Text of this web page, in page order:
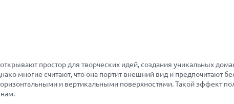
простор для творческих идей, создания уникальных
многие считают, что она портит внешний вид и предпочитают
и вертикальными поверхностями. Такой